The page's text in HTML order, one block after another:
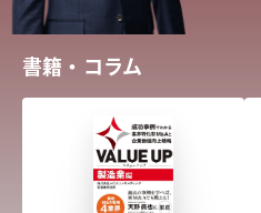
書籍・コラム